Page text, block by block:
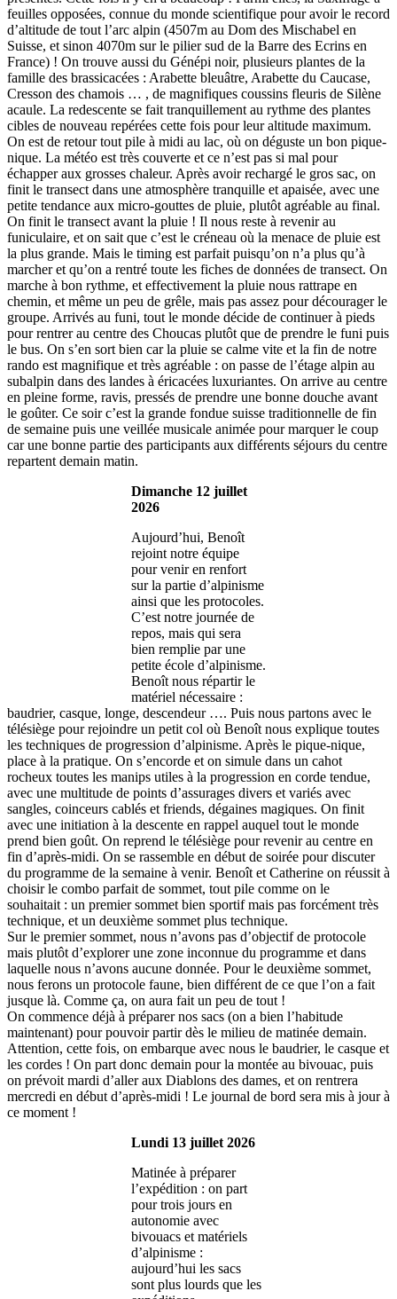
feuilles opposées, connue du monde scientifique pour avoir le record
d’altitude de tout l’arc alpin (4507m au Dom des Mischabel en
Suisse, et sinon 4070m sur le pilier sud de la Barre des Ecrins en
France) ! On trouve aussi du Génépi noir, plusieurs plantes de la
famille des brassicacées : Arabette bleuâtre, Arabette du Caucase,
Cresson des chamois … , de magnifiques coussins fleuris de Silène
acaule. La redescente se fait tranquillement au rythme des plantes
cibles de nouveau repérées cette fois pour leur altitude maximum.
On est de retour tout pile à midi au lac, où on déguste un bon pique-
nique. La météo est très couverte et ce n’est pas si mal pour
échapper aux grosses chaleur. Après avoir rechargé le gros sac, on
finit le transect dans une atmosphère tranquille et apaisée, avec une
petite tendance aux micro-gouttes de pluie, plutôt agréable au final.
On finit le transect avant la pluie ! Il nous reste à revenir au
funiculaire, et on sait que c’est le créneau où la menace de pluie est
la plus grande. Mais le timing est parfait puisqu’on n’a plus qu’à
marcher et qu’on a rentré toute les fiches de données de transect. On
marche à bon rythme, et effectivement la pluie nous rattrape en
chemin, et même un peu de grêle, mais pas assez pour décourager le
groupe. Arrivés au funi, tout le monde décide de continuer à pieds
pour rentrer au centre des Choucas plutôt que de prendre le funi puis
le bus. On s’en sort bien car la pluie se calme vite et la fin de notre
rando est magnifique et très agréable : on passe de l’étage alpin au
subalpin dans des landes à éricacées luxuriantes. On arrive au centre
en pleine forme, ravis, pressés de prendre une bonne douche avant
le goûter. Ce soir c’est la grande fondue suisse traditionnelle de fin
de semaine puis une veillée musicale animée pour marquer le coup
car une bonne partie des participants aux différents séjours du centre
repartent demain matin.
Dimanche 12 juillet
2026
Aujourd’hui, Benoît
rejoint notre équipe
pour venir en renfort
sur la partie d’alpinisme
ainsi que les protocoles.
C’est notre journée de
repos, mais qui sera
bien remplie par une
petite école d’alpinisme.
Benoît nous répartir le
matériel nécessaire :
baudrier, casque, longe, descendeur …. Puis nous partons avec le
télésiège pour rejoindre un petit col où Benoît nous explique toutes
les techniques de progression d’alpinisme. Après le pique-nique,
place à la pratique. On s’encorde et on simule dans un cahot
rocheux toutes les manips utiles à la progression en corde tendue,
avec une multitude de points d’assurages divers et variés avec
sangles, coinceurs cablés et friends, dégaines magiques. On finit
avec une initiation à la descente en rappel auquel tout le monde
prend bien goût. On reprend le télésiège pour revenir au centre en
fin d’après-midi. On se rassemble en début de soirée pour discuter
du programme de la semaine à venir. Benoît et Catherine on réussit à
choisir le combo parfait de sommet, tout pile comme on le
souhaitait : un premier sommet bien sportif mais pas forcément très
technique, et un deuxième sommet plus technique.
Sur le premier sommet, nous n’avons pas d’objectif de protocole
mais plutôt d’explorer une zone inconnue du programme et dans
laquelle nous n’avons aucune donnée. Pour le deuxième sommet,
nous ferons un protocole faune, bien différent de ce que l’on a fait
jusque là. Comme ça, on aura fait un peu de tout !
On commence déjà à préparer nos sacs (on a bien l’habitude
maintenant) pour pouvoir partir dès le milieu de matinée demain.
Attention, cette fois, on embarque avec nous le baudrier, le casque et
les cordes ! On part donc demain pour la montée au bivouac, puis
on prévoit mardi d’aller aux Diablons des dames, et on rentrera
mercredi en début d’après-midi ! Le journal de bord sera mis à jour à
ce moment !
Lundi 13 juillet 2026
Matinée à préparer
l’expédition : on part
pour trois jours en
autonomie avec
bivouacs et matériels
d’alpinisme :
aujourd’hui les sacs
sont plus lourds que les